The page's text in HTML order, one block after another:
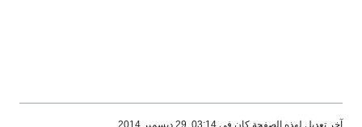
آخر تعديل لهذه الصفحة كان في 03:14, 29 ديسمبر 2014.